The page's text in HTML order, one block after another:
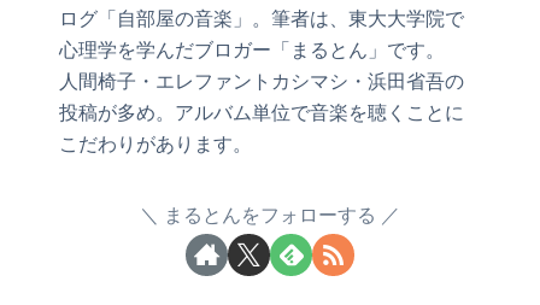
ログ「自部屋の音楽」。筆者は、東大大学院で
心理学を学んだブロガー「まるとん」です。
人間椅子・エレファントカシマシ・浜田省吾の
投稿が多め。アルバム単位で音楽を聴くことに
こだわりがあります。
まるとんをフォローする